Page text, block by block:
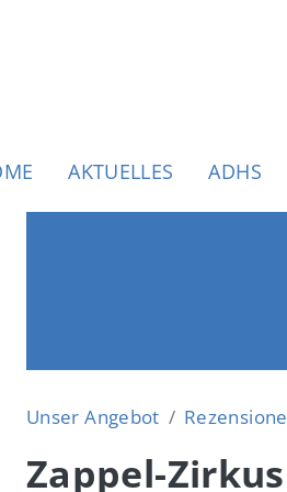
AKTUELLES ADHS
Unser Angebot
Zappel-